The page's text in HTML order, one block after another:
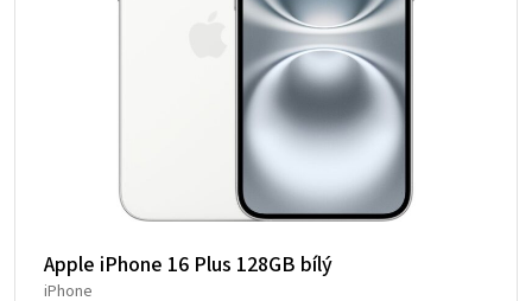
Apple iPhone 16 Plus 128GB bílý
iPhone